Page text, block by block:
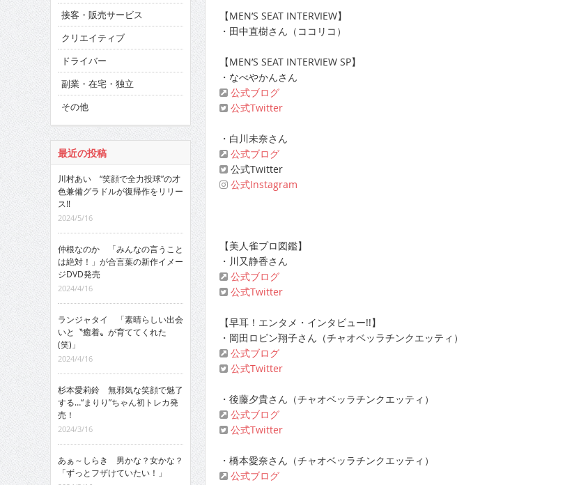
【MEN’S SEAT INTERVIEW】
・田中直樹さん（ココリコ）
【MEN’S SEAT INTERVIEW SP】
・なべやかんさん
公式ブログ
公式Twitter
・白川未奈さん
公式ブログ
公式Twitter
公式Instagram
【美人雀プロ図鑑】
・川又静香さん
公式ブログ
公式Twitter
【早耳！エンタメ・インタビュー!!】
・岡田ロビン翔子さん（チャオベッラチンクエッティ）
公式ブログ
公式Twitter
・後藤夕貴さん（チャオベッラチンクエッティ）
公式ブログ
公式Twitter
・橋本愛奈さん（チャオベッラチンクエッティ）
公式ブログ
接客・販売サービス
クリエイティブ
ドライバー
副業・在宅・独立
その他
最近の投稿
川村あい “笑顔で全力投球”の才
色兼備グラドルが復帰作をリリー
ス!!
2024/5/16
仲根なのか 「みんなの言うこと
は絶対！」が合言葉の新作イメー
ジDVD発売
2024/4/16
ランジャタイ 「素晴らしい出会
いと〝癒着〟が育ててくれた
(笑)」
2024/4/16
杉本愛莉鈴 無邪気な笑顔で魅了
する…“まりり”ちゃん初トレカ発
売！
2024/3/16
あぁ～しらき 男かな？女かな？
「ずっとフザけていたい！」